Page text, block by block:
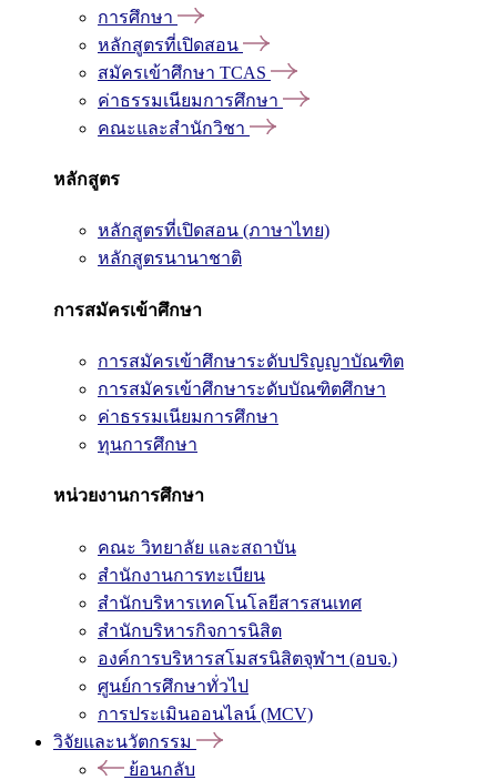
การศึกษา
หลักสูตรที่เปิดสอน
สมัครเข้าศึกษา TCAS
ค่าธรรมเนียมการศึกษา
คณะและสำนักวิชา
หลักสูตร
หลักสูตรที่เปิดสอน (ภาษาไทย)
หลักสูตรนานาชาติ
การสมัครเข้าศึกษา
การสมัครเข้าศึกษาระดับปริญญาบัณฑิต
การสมัครเข้าศึกษาระดับบัณฑิตศึกษา
ค่าธรรมเนียมการศึกษา
ทุนการศึกษา
หน่วยงานการศึกษา
คณะ วิทยาลัย และสถาบัน
สำนักงานการทะเบียน
สำนักบริหารเทคโนโลยีสารสนเทศ
สำนักบริหารกิจการนิสิต
องค์การบริหารสโมสรนิสิตจุฬาฯ (อบจ.)
ศูนย์การศึกษาทั่วไป
การประเมินออนไลน์ (MCV)
วิจัยและนวัตกรรม
ย้อนกลับ